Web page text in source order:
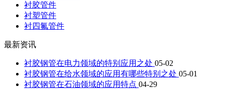
衬胶管件
衬塑管件
衬四氟管件
最新资讯
衬胶钢管在电力领域的特别应用之处 05-02
衬胶钢管在给水领域的应用有哪些特别之处 05-01
衬胶钢管在石油领域的应用特点 04-29